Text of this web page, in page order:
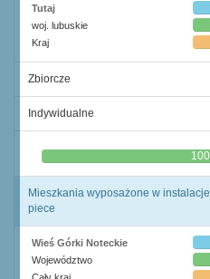
Tutaj
woj. lubuskie
Kraj
Zbiorcze
Indywidualne
0,0%
Mieszkania wyposażone w
piece
Wieś Górki Noteckie
Województwo